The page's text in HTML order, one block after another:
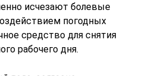
исчезают болевые
погодных
средство для снятия
рабочего дня.